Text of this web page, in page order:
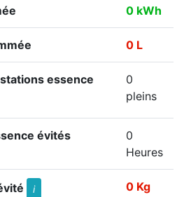
0 kWh
0 L
essence
0
pleins
évités
0
Heures
i 0 Kg